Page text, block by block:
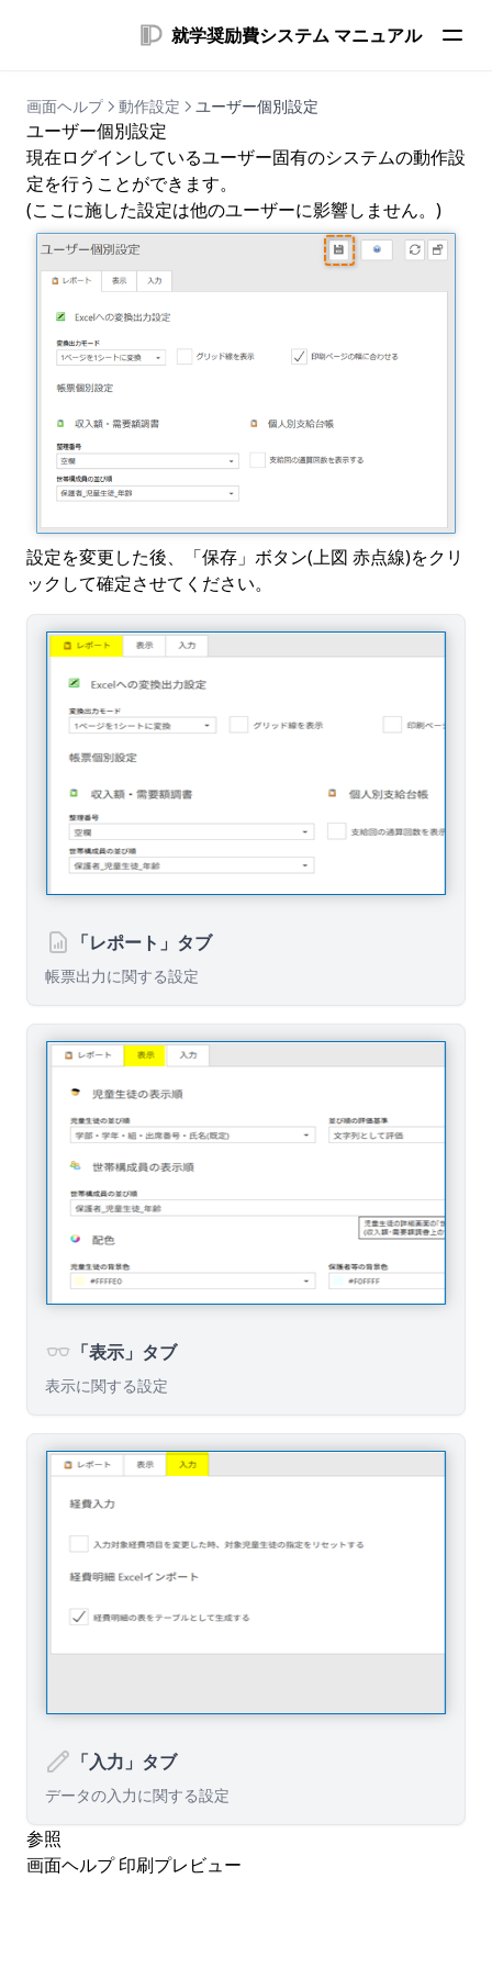
就学奨励費システム マニュアル
画面ヘルプ 動作設定 ユーザー個別設定
ユーザー個別設定
現在ログインしているユーザー固有のシステムの動作設
定を行うことができます。
(ここに施した設定は他のユーザーに影響しません。)
設定を変更した後、「保存」ボタン(上図 赤点線)をクリ
ックして確定させてください。
「レポート」タブ
帳票出力に関する設定
「表示」タブ
表示に関する設定
「入力」タブ
データの入力に関する設定
参照
画面ヘルプ印刷プレビュー